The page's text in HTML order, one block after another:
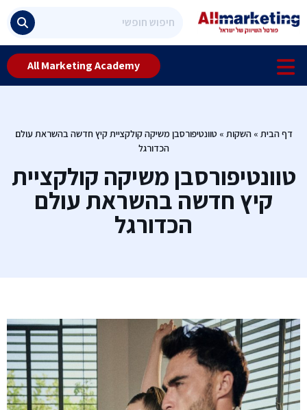
All Marketing Academy
דף הבית »השקות » טוונטיפורסבן משיקה קולקציית קיץ חדשה בהשראת עולם
הכדורגל
טוונטיפורסבן משיקה קולקציית
קיץ חדשה בהשראת עולם
הכדורגל